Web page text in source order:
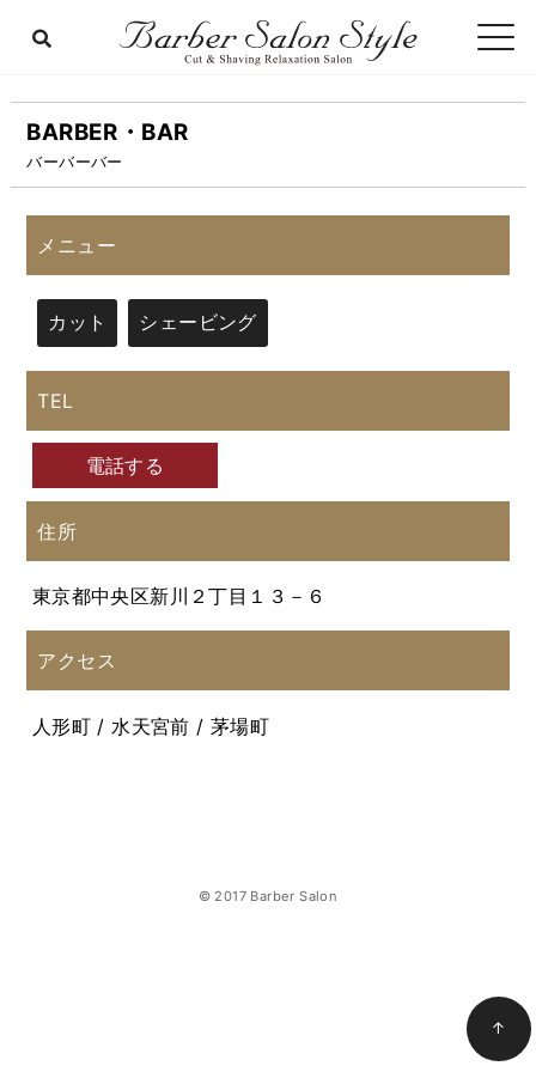
BARBER・BAR
バーバーバー
メニュー
カット シェービング
TEL
電話する
住所
東京都中央区新川２丁目１３－６
アクセス
人形町 / 水天宮前 / 茅場町
© 2017 Barber Salon
↑